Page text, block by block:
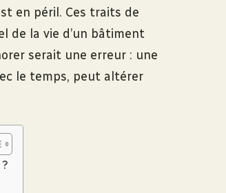
en péril. Ces traits de
de la vie d’un bâtiment
serait une erreur : une
le temps, peut altérer